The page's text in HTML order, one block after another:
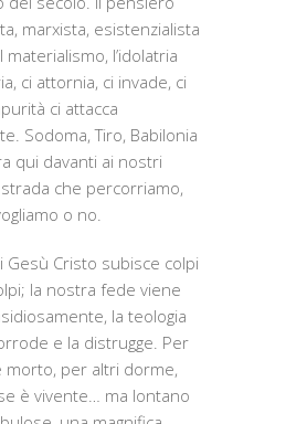
marxista, esistenzialista
materialismo, l’idolatria
ci attornia, ci invade, ci
ci attacca
Sodoma, Tiro, Babilonia
qui davanti ai nostri
che percorriamo,
o no.
Gesù Cristo subisce colpi
la nostra fede viene
la teologia
e la distrugge. Per
morto, per altri dorme,
è vivente… ma lontano